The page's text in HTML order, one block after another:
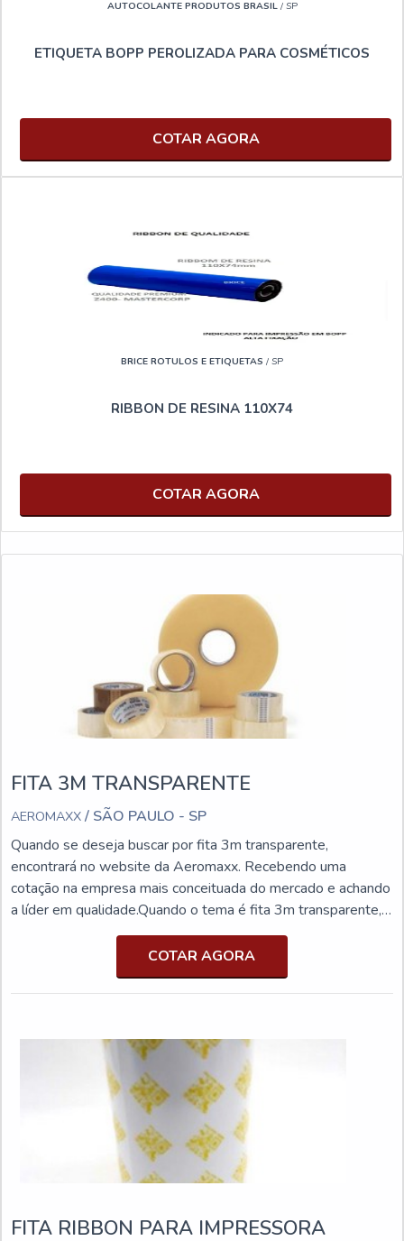
AUTOCOLANTE PRODUTOS BRASIL/ SP
ETIQUETA BOPP PEROLIZADA PARA COSMÉTICOS
COTAR AGORA
BRICE ROTULOS E ETIQUETAS / SP
RIBBON DE RESINA 110X74
COTAR AGORA
FITA 3M TRANSPARENTE
AEROMAXX / SÃO PAULO - SP
Quando se deseja buscar por fita 3m transparente,
encontrará no website da Aeromaxx. Recebendo uma
cotação na empresa mais conceituada do mercado e achando
a líder em qualidade.Quando o tema é fita 3m transparente,
com os melhores profissionais da Aeromaxx encontramos
precisão com atendimento a distribuidores e pequenos
lojistas.DIFERENCIAIS IMPORTANTES DE FITA 3M
TRANSPARENTEA Aeromaxx foca seus esforços em
COTAR AGORA
FITA RIBBON PARA IMPRESSORA